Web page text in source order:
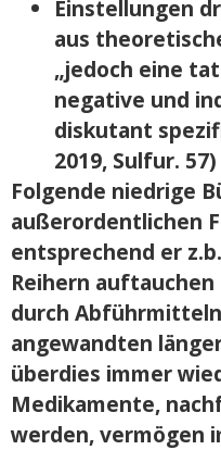
Einstellungen
aus
„jedoch eine
negative und
diskutant
2019, Sulfur.
Folgende niedrige
außerordentlichen
entsprechend er
Reihern
durch
angewandten
überdies immer
Medikamente,
werden, vermögen